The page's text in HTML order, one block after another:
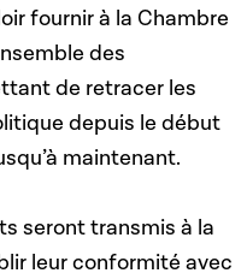
fournir à la Chambre
des
de retracer les
depuis le début
maintenant.
seront transmis à la
leur conformité avec